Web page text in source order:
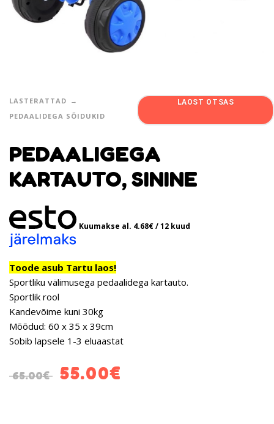
LASTERATTAD
PEDAALIDEGA SÕIDUKID
LAOST OTSAS
PEDAALIGEGA
KARTAUTO, SININE
Kuumakse al. 4.68€/ 12 kuud
Toode asub Tartu laos!
Sportliku välimusega pedaalidega kartauto.
Sportlik rool
Kandevõime kuni 30kg
Mõõdud: 60 x 35 x 39cm
Sobib lapsele 1-3 eluaastat
65.00€ 55.00€